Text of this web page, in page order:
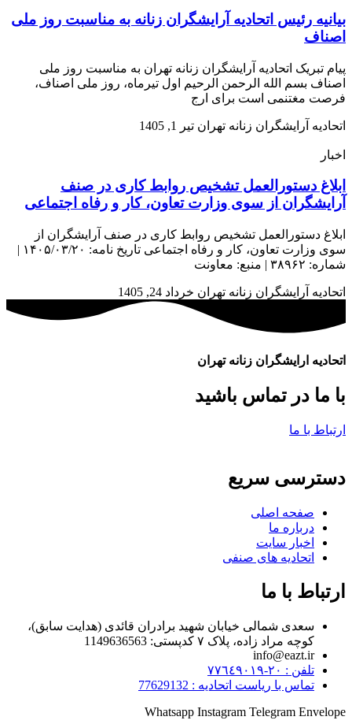
بیانیه رئیس اتحادیه آرایشگران زنانه به مناسبت روز ملی
اصناف
پیام تبریک اتحادیه آرایشگران زنانه تهران به مناسبت روز ملی
اصناف بسم الله الرحمن الرحیم اول تیرماه، روز ملی اصناف،
فرصت مغتنمی است برای ارج
اتحادیه آرایشگران زنانه تهران تیر 1, 1405
اخبار
ابلاغ دستورالعمل تشخیص روابط کاری در صنف
آرایشگران از سوی وزارت تعاون، کار و رفاه اجتماعی
ابلاغ دستورالعمل تشخیص روابط کاری در صنف آرایشگران از
سوی وزارت تعاون، کار و رفاه اجتماعی تاریخ نامه: ۱۴۰۵/۰۳/۲۰ |
شماره: ۳۸۹۶۲ | منبع: معاونت
اتحادیه آرایشگران زنانه تهران خرداد 24, 1405
اتحادیه ارایشگران زنانه تهران
با ما در تماس باشید
ارتباط با ما
دسترسی سریع
صفحه اصلی
درباره ما
اخبار سایت
اتحادیه های صنفی
ارتباط با ما
سعدی شمالی خیابان شهید برادران قائدی (هدایت سابق)،
کوچه مراد زاده، پلاک ۷ کدپستی: 1149636563
info@eazt.ir
تلفن : ٢٠-٧٧٦٤٩٠١٩
تماس با ریاست اتحادیه : 77629132
Whatsapp Instagram Telegram Envelope